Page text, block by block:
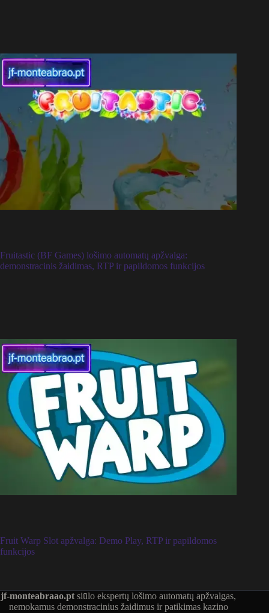
Fruitastic (BF Games) lošimo automatų apžvalga:
demonstracinis žaidimas, RTP ir papildomos funkcijos
Fruit Warp Slot apžvalga: Demo Play, RTP ir papildomos
funkcijos
jf-monteabraao.pt siūlo ekspertų lošimo automatų apžvalgas,
nemokamus demonstracinius žaidimus ir patikimas kazino